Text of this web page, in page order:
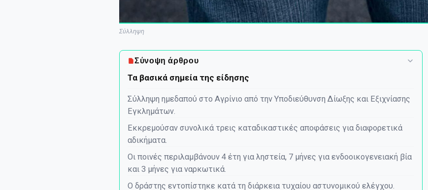
Σύλληψη
Σύνοψη άρθρου
Τα βασικά σημεία της είδησης
Σύλληψη ημεδαπού στο Αγρίνιο από την Υποδιεύθυνση Δίωξης και Εξιχνίασης
Εγκλημάτων.
Εκκρεμούσαν συνολικά τρεις καταδικαστικές αποφάσεις για διαφορετικά
αδικήματα.
Οι ποινές περιλαμβάνουν 4 έτη για ληστεία, 7 μήνες για ενδοοικογενειακή βία
και 3 μήνες για ναρκωτικά.
Ο δράστης εντοπίστηκε κατά τη διάρκεια τυχαίου αστυνομικού ελέγχου.